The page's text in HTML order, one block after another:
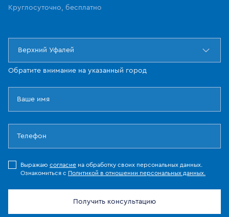
Круглосуточно, бесплатно
Верхний Уфалей
Обратите внимание на указанный город
Выражаю согласие на обработку своих персональных данных.
Ознакомиться с Политикой в отношении персональных данных.
Получить консультацию